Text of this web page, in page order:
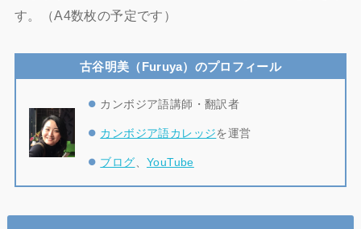
す。（A4数枚の予定です）
古谷明美（Furuya）のプロフィール
カンボジア語講師・翻訳者
カンボジア語カレッジを運営
ブログ YouTube